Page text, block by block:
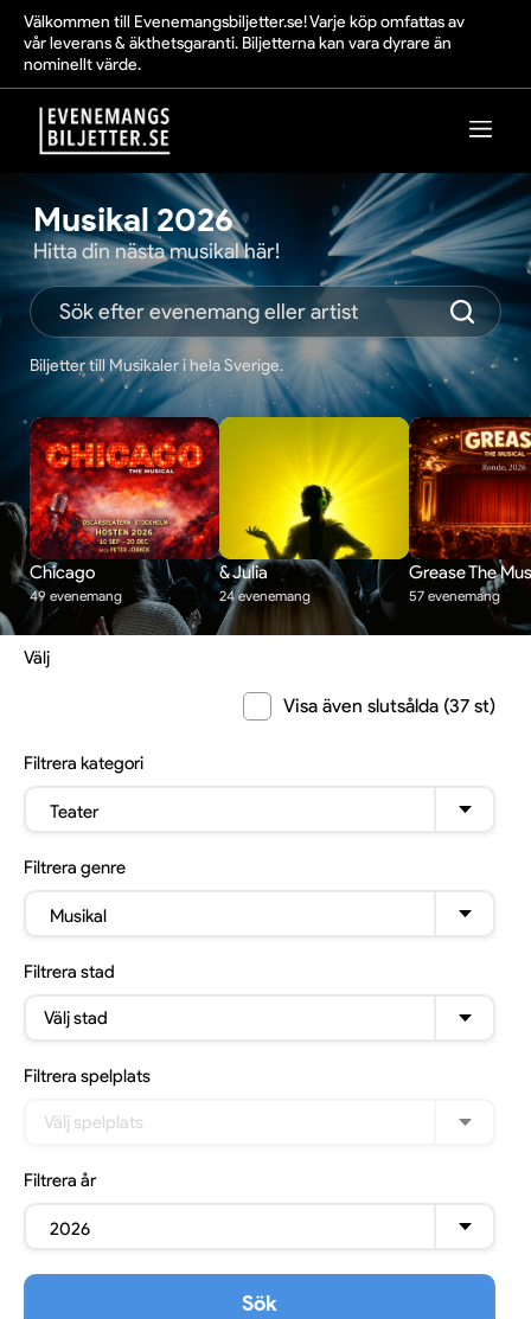
Välkommen till Evenemangsbiljetter.se! Varje köp omfattas av
vår leverans & äkthetsgaranti. Biljetterna kan vara dyrare än
nominellt värde.
Musikal 2026
Hitta din nästa musikal här!
Biljetter till Musikaler i hela Sverige.
Chicago
49 evenemang
& Julia
24 evenemang
Grease The
57 evenemang
Välj
Visa även slutsålda (37 st)
Filtrera kategori
Teater
Filtrera genre
Musikal
Filtrera stad
Välj stad
Filtrera spelplats
Välj spelplats
Filtrera år
2026
Sök